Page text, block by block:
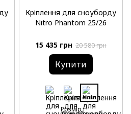
Кріплення для сноуборду
Nitro Phantom 25/26
15 435 грн 20 580 грн
Купити
Розмір